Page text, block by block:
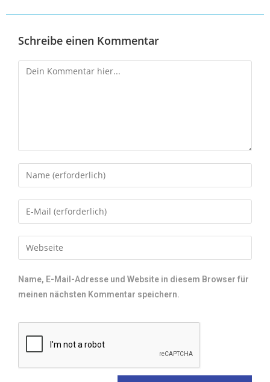
Schreibe einen Kommentar
Name, E-Mail-Adresse und Website in diesem Browser für
meinen nächsten Kommentar speichern.